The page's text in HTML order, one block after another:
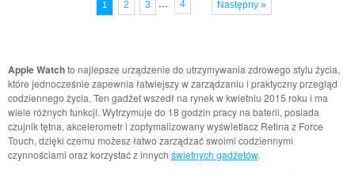
1 2 3 ... 4 Następny »
Apple Watchto najlepsze urządzenie do utrzymywania zdrowego stylu życia,
które jednocześnie zapewnia łatwiejszy w zarządzaniu i praktyczny przegląd
codziennego życia. Ten gadżet wszedł na rynek w kwietniu 2015 roku i ma
wiele różnych funkcji. Wytrzymuje do 18 godzin pracy na baterii, posiada
czujnik tętna, akcelerometr i zoptymalizowany wyświetlacz Retina z Force
Touch, dzięki czemu możesz łatwo zarządzać swoimi codziennymi
czynnościami oraz korzystać z innych świetnych gadżetów.